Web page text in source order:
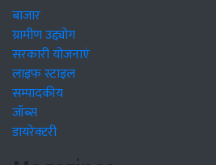
बाजार
ग्रामीण उद्द्योग
सरकारी योजनाएं
लाइफ स्टाइल
सम्पादकीय
जॉब्स
डायरेक्टरी